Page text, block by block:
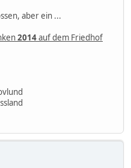
aber ein ...
2014auf dem Friedhof